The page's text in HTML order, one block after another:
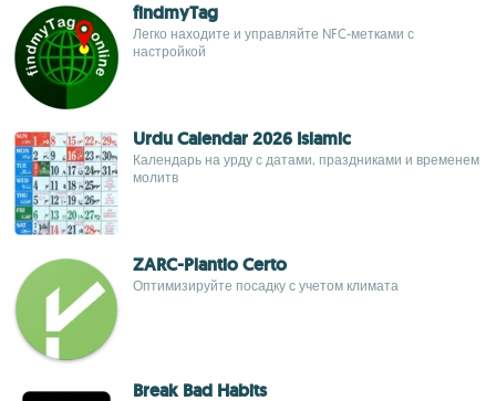
findmyTag
Легко находите и управляйте NFC-метками с
настройкой
Urdu Calendar 2026 Islamic
Календарь на урду с датами, праздниками и временем
молитв
ZARC-Plantio Certo
Оптимизируйте посадку с учетом климата
Break Bad Habits